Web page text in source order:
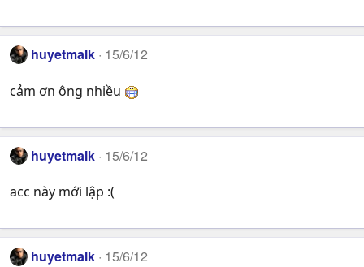
huyetmalk 15/6/12
cảm ơn ông nhiều
huyetmalk 15/6/12
acc này mới lập :(
huyetmalk 15/6/12